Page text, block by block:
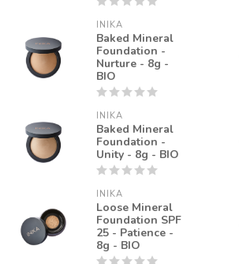
INIKA
Baked Mineral
Foundation -
Nurture - 8g -
BIO
INIKA
Baked Mineral
Foundation -
Unity - 8g - BIO
INIKA
Loose Mineral
Foundation SPF
25 - Patience -
8g - BIO